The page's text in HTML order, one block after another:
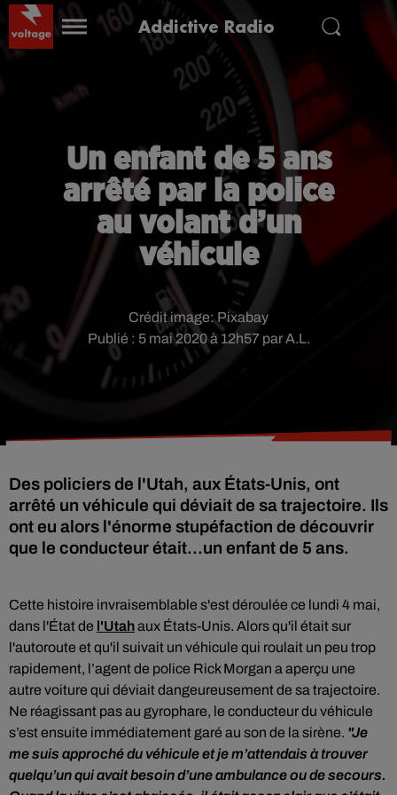
Addictive Radio
Un enfant de 5 ans
arrêté par la police
au volant d’un
véhicule
Publié : 5 mai 2020 à 12h57 par A.L.
Crédit image:Pixabay
Des policiers de l'Utah, aux États-Unis, ont
arrêté un véhicule qui déviait de sa trajectoire. Ils
ont eu alors l'énorme stupéfaction de découvrir
que le conducteur était...un enfant de 5 ans.
Cette histoire invraisemblable s'est déroulée ce lundi 4 mai,
dans l'État de l'Utahaux États-Unis. Alors qu'il était sur
l'autoroute et qu'il suivait un véhicule qui roulait un peu trop
rapidement, l’agent de police Rick Morgan a aperçu une
autre voiture qui déviait dangeureusement de sa trajectoire.
Ne réagissant pas au gyrophare, le conducteur du véhicule
s’est ensuite immédiatement garé au son de la sirène. "Je
me suis approché du véhicule et je m’attendais à trouver
quelqu’un qui avait besoin d’une ambulance ou de secours.